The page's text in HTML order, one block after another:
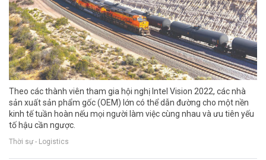
Theo các thành viên tham gia hội nghị Intel Vision 2022, các nhà
sản xuất sản phẩm gốc (OEM) lớn có thể dẫn đường cho một nền
kinh tế tuần hoàn nếu mọi người làm việc cùng nhau và ưu tiên yếu
tố hậu cần ngược.
Thời sự - Logistics